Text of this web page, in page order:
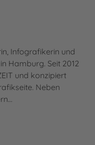
Infografikerin und
Hamburg. Seit 2012
und konzipiert
Neben